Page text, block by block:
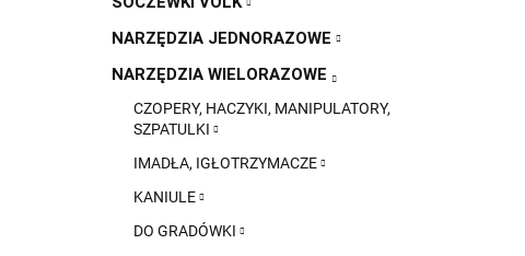
NARZĘDZIA JEDNORAZOWE
NARZĘDZIA WIELORAZOWE
CZOPERY, HACZYKI, MANIPULATORY,
SZPATULKI
IMADŁA, IGŁOTRZYMACZE
KANIULE
DO GRADÓWKI